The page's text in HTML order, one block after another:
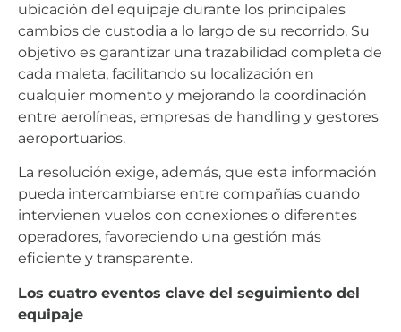
ubicación del equipaje durante los principales
cambios de custodia a lo largo de su recorrido. Su
objetivo es garantizar una trazabilidad completa de
cada maleta, facilitando su localización en
cualquier momento y mejorando la coordinación
entre aerolíneas, empresas de handling y gestores
aeroportuarios.
La resolución exige, además, que esta información
pueda intercambiarse entre compañías cuando
intervienen vuelos con conexiones o diferentes
operadores, favoreciendo una gestión más
eficiente y transparente.
Los cuatro eventos clave del seguimiento del
equipaje